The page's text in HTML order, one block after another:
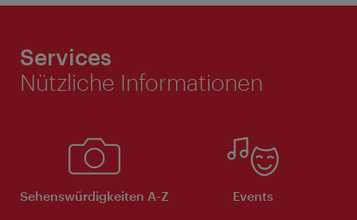
Services
Nützliche Informationen
Sehenswürdigkeiten A-Z Events